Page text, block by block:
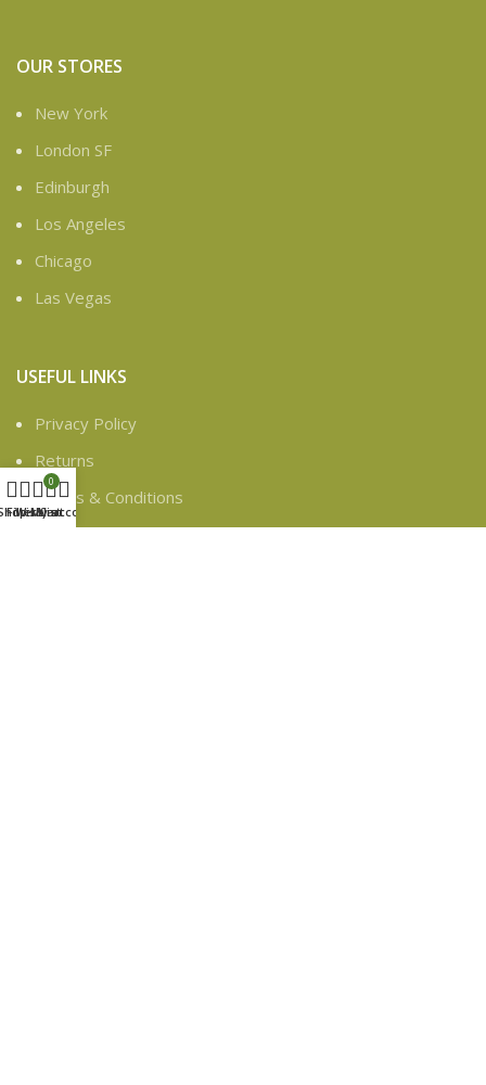
OUR STORES
New York
London SF
Edinburgh
Los Angeles
Chicago
Las Vegas
USEFUL LINKS
Privacy Policy
Returns
Terms & Conditions
Contact Us
Filters
Wishlist
0
Cart
My account